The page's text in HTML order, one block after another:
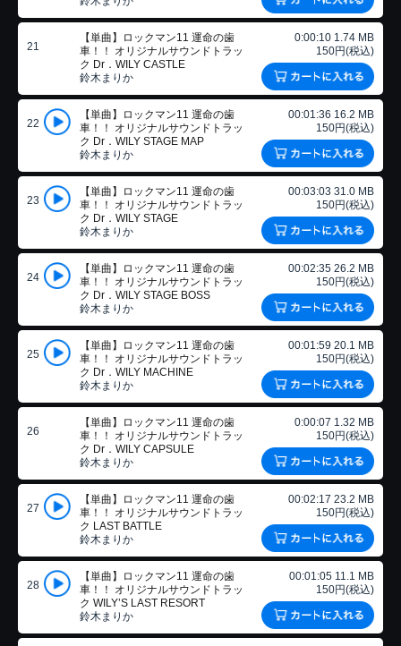
21
【単曲】ロックマン11 運命の歯
車！！ オリジナルサウンドトラッ
ク Dr．WILY CASTLE
鈴木まりか
0:00:10 1.74 MB
150円(税込)
22
【単曲】ロックマン11 運命の歯
車！！ オリジナルサウンドトラッ
ク Dr．WILY STAGE MAP
鈴木まりか
00:01:36 16.2 MB
150円(税込)
23
【単曲】ロックマン11 運命の歯
車！！ オリジナルサウンドトラッ
ク Dr．WILY STAGE
鈴木まりか
00:03:03 31.0 MB
150円(税込)
24
【単曲】ロックマン11 運命の歯
車！！ オリジナルサウンドトラッ
ク Dr．WILY STAGE BOSS
鈴木まりか
00:02:35 26.2 MB
150円(税込)
25
【単曲】ロックマン11 運命の歯
車！！ オリジナルサウンドトラッ
ク Dr．WILY MACHINE
鈴木まりか
00:01:59 20.1 MB
150円(税込)
26
【単曲】ロックマン11 運命の歯
車！！ オリジナルサウンドトラッ
ク Dr．WILY CAPSULE
鈴木まりか
0:00:07 1.32 MB
150円(税込)
27
【単曲】ロックマン11 運命の歯
車！！ オリジナルサウンドトラッ
ク LAST BATTLE
鈴木まりか
00:02:17 23.2 MB
150円(税込)
28
【単曲】ロックマン11 運命の歯
車！！ オリジナルサウンドトラッ
ク WILY’S LAST RESORT
鈴木まりか
00:01:05 11.1 MB
150円(税込)